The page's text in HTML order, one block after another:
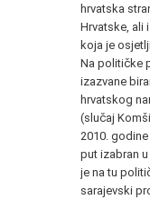
hrvatska
Hrvatske, ali
koja je
Na političke
izazvane
hrvatskog
(slučaj
2010.
put izabran
je na tu
sarajevski